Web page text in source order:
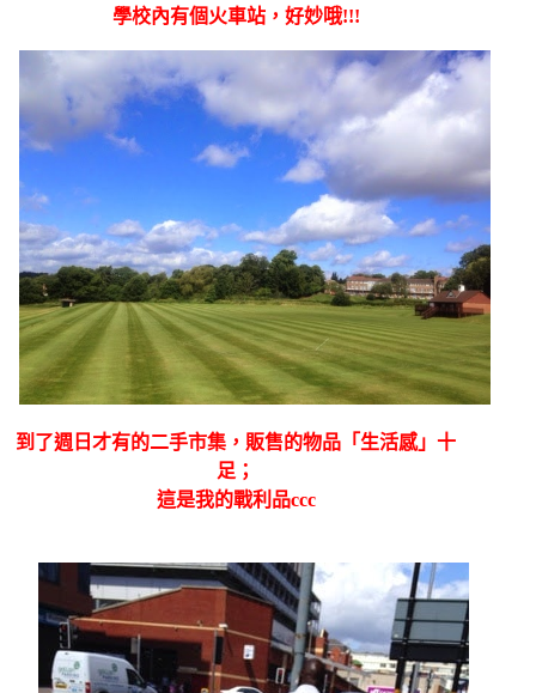
學校內有個火車站，好妙哦!!!
到了週日才有的二手市集，販售的物品「生活感」十
足；
這是我的戰利品ccc